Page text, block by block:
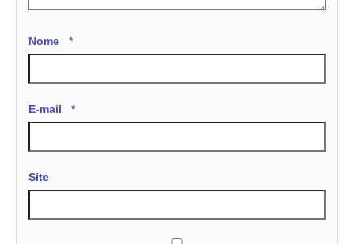
Nome*
E-mail*
Site